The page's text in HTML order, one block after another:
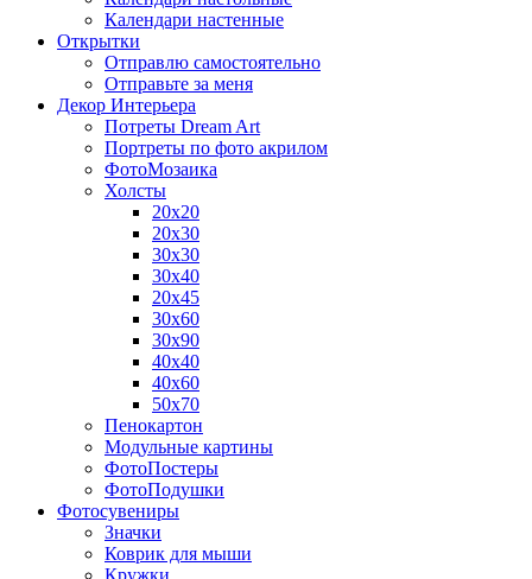
Календари настенные
Открытки
Отправлю самостоятельно
Отправьте за меня
Декор Интерьера
Потреты Dream Art
Портреты по фото акрилом
ФотоМозаика
Холсты
20х20
20х30
30х30
30х40
20х45
30х60
30х90
40х40
40х60
50х70
Пенокартон
Модульные картины
ФотоПостеры
ФотоПодушки
Фотоcувениры
Значки
Коврик для мыши